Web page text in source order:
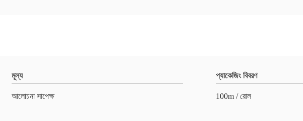
মূল্য
আলোচনা সাপেক্ষ
প্যাকেজিং বিবরণ
100m / রোল